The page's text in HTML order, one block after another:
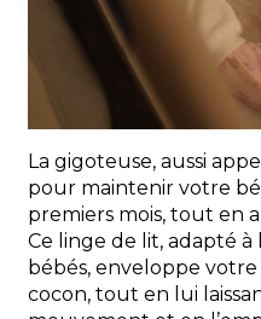
La gigoteuse, aussi
pour maintenir votre
premiers mois, tout en
Ce linge de lit, adapté à
bébés, enveloppe
cocon, tout en lui